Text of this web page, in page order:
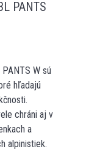
PANTS
W sú
hľadajú
chráni aj v
a
alpinistiek.